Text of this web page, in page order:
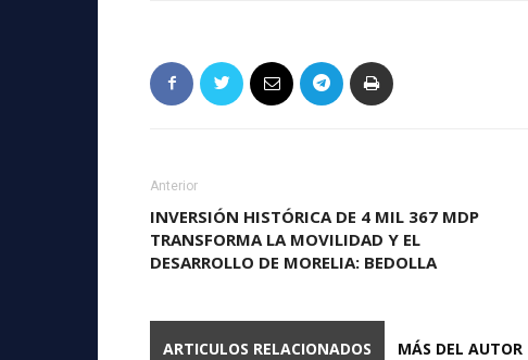
Anterior
INVERSIÓN HISTÓRICA DE 4 MIL 367 MDP
TRANSFORMA LA MOVILIDAD Y EL
DESARROLLO DE MORELIA: BEDOLLA
ARTICULOS RELACIONADOS MÁS DEL AUTOR